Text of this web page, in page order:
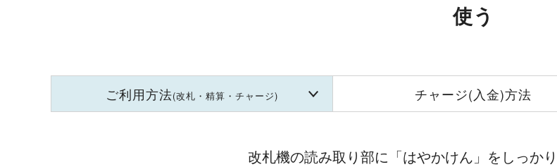
使う
ご利用方法(改札・精算・チャージ) チャージ(入金)方法
改札機の読み取り部に「はやかけん」をしっか